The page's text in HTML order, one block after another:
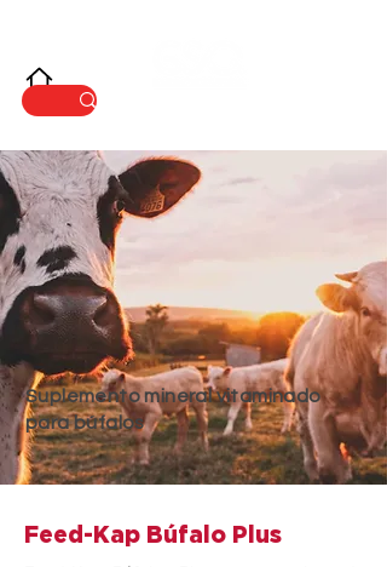
Suplemento mineral vitaminado
para búfalos
Feed-Kap Búfalo Plus